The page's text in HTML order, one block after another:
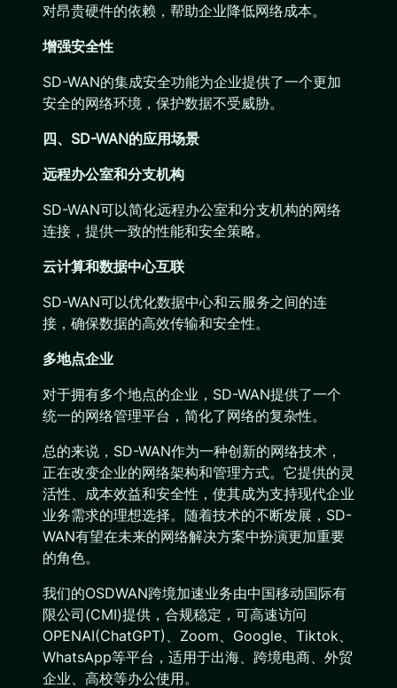
对昂贵硬件的依赖，帮助企业降低网络成本。
增强安全性
SD-WAN的集成安全功能为企业提供了一个更加
安全的网络环境，保护数据不受威胁。
四、SD-WAN的应用场景
远程办公室和分支机构
SD-WAN可以简化远程办公室和分支机构的网络
连接，提供一致的性能和安全策略。
云计算和数据中心互联
SD-WAN可以优化数据中心和云服务之间的连
接，确保数据的高效传输和安全性。
多地点企业
对于拥有多个地点的企业，SD-WAN提供了一个
统一的网络管理平台，简化了网络的复杂性。
总的来说，SD-WAN作为一种创新的网络技术，
正在改变企业的网络架构和管理方式。它提供的灵
活性、成本效益和安全性，使其成为支持现代企业
业务需求的理想选择。随着技术的不断发展，SD-
WAN有望在未来的网络解决方案中扮演更加重要
的角色。
我们的OSDWAN跨境加速业务由中国移动国际有
限公司(CMI)提供，合规稳定，可高速访问
OPENAI(ChatGPT)、Zoom、Google、Tiktok、
WhatsApp等平台，适用于出海、跨境电商、外贸
企业、高校等办公使用。